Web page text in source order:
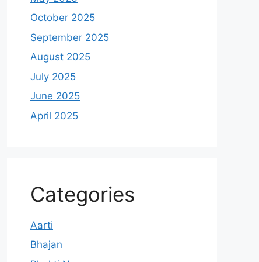
October 2025
September 2025
August 2025
July 2025
June 2025
April 2025
Categories
Aarti
Bhajan